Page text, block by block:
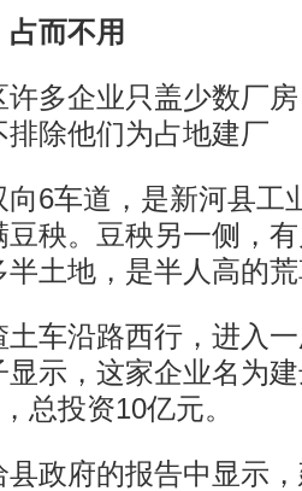
而不用
企业只盖少数厂房
除他们为占地建厂
车道，是新河县工
秧。豆秧另一侧，
土地，是半人高的
沿路西行，进入一
示，这家企业名为
总投资10亿元。
府的报告中显示，